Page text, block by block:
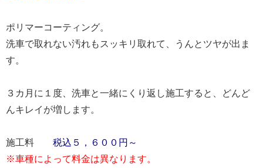
ポリマーコーティング。
洗車で取れない汚れもスッキリ取れて、うんとツヤが出ま
す。
３カ月に１度、洗車と一緒にくり返し施工すると、どんど
んキレイが増します。
施工料 税込５，６００円～
※車種によって料金は異なります。